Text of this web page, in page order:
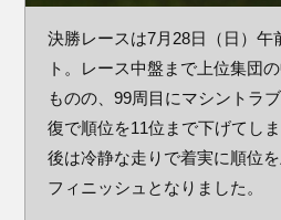
決勝レースは7月28日（日）午
ト。レース中盤まで上位集団
ものの、99周目にマシントラ
復で順位を11位まで下げてし
後は冷静な走りで着実に順位
フィニッシュとなりました。